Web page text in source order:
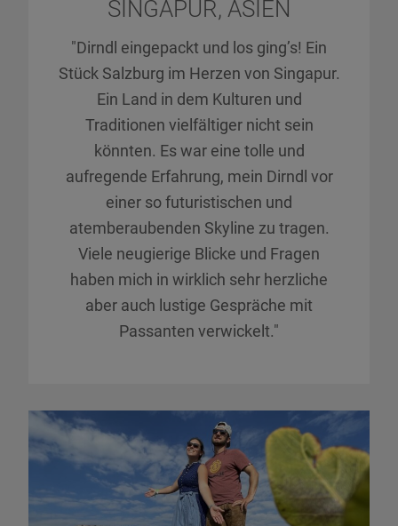
SINGAPUR, ASIEN
"Dirndl eingepackt und los ging’s! Ein
Stück Salzburg im Herzen von Singapur.
Ein Land in dem Kulturen und
Traditionen vielfältiger nicht sein
könnten. Es war eine tolle und
aufregende Erfahrung, mein Dirndl vor
einer so futuristischen und
atemberaubenden Skyline zu tragen.
Viele neugierige Blicke und Fragen
haben mich in wirklich sehr herzliche
aber auch lustige Gespräche mit
Passanten verwickelt."